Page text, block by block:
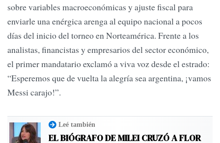
sobre variables macroeconómicas y ajuste fiscal para
enviarle una enérgica arenga al equipo nacional a pocos
días del inicio del torneo en Norteamérica. Frente a los
analistas, financistas y empresarios del sector económico,
el primer mandatario exclamó a viva voz desde el estrado:
“Esperemos que de vuelta la alegría sea argentina, ¡vamos
Messi carajo!”.
Leé también
EL BIÓGRAFO DE MILEI CRUZÓ A FLOR